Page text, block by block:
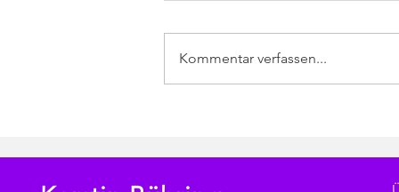
Stäfa!
Kommentar verfassen...